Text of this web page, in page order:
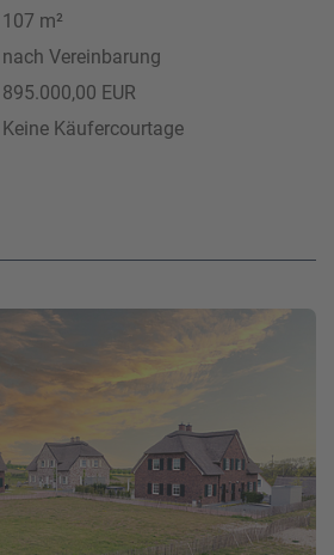
107 m²
nach Vereinbarung
895.000,00 EUR
Keine Käufercourtage